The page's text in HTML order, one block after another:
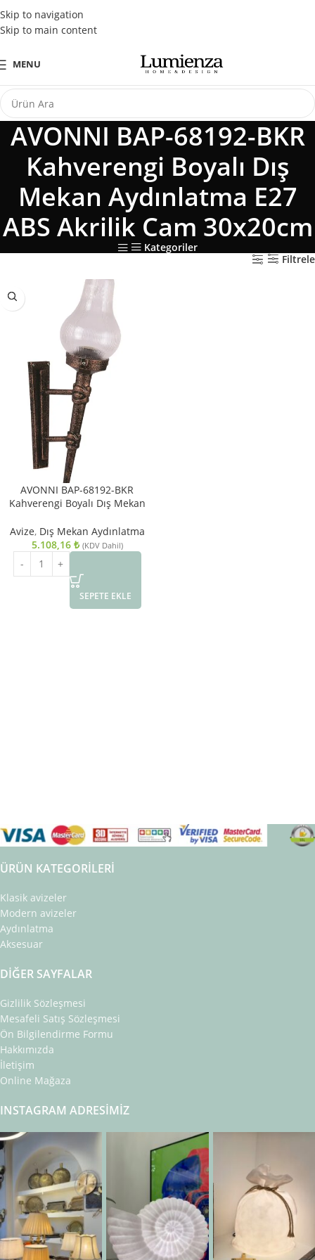
Skip to navigation
Skip to main content
Tüm Kredi Kartlarına Peşin Fiyatına 3 Taksit Fırsatı
MENU
AVONNI BAP-68192-BKR
Kahverengi Boyalı Dış
Mekan Aydınlatma E27
ABS Akrilik Cam 30x20cm
Kategoriler
Filtrele
AVONNI BAP-68192-BKR
Kahverengi Boyalı Dış Mekan
30x20cm
Avize, Dış Mekan Aydınlatma
5.108,16 ₺ (KDV Dahil)
SEPETE EKLE
ÜRÜN KATEGORILERI
Klasik avizeler
Modern avizeler
Aydınlatma
Aksesuar
DIĞER SAYFALAR
Gizlilik Sözleşmesi
Mesafeli Satış Sözleşmesi
Ön Bilgilendirme Formu
Hakkımızda
İletişim
Online Mağaza
INSTAGRAM ADRESIMIZ